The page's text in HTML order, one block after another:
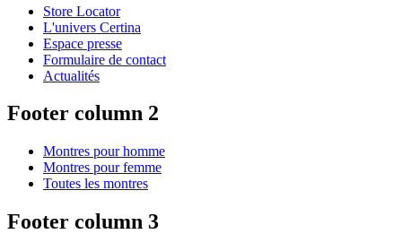
Store Locator
L'univers Certina
Espace presse
Formulaire de contact
Actualités
Footer column 2
Montres pour homme
Montres pour femme
Toutes les montres
Footer column 3